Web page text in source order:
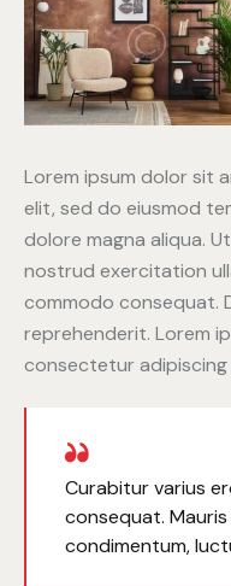
Lorem ipsum dolor sit
elit, sed do eiusmod
dolore magna aliqua.
nostrud exercitation
commodo consequat.
reprehenderit. Lorem
consectetur adipiscing
Curabitur varius
consequat.
condimentum,